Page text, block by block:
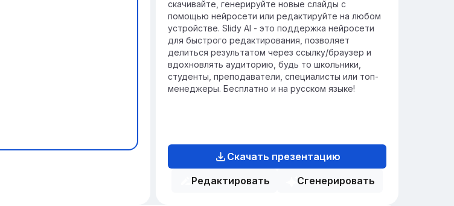
скачивайте, генерируйте новые слайды с
помощью нейросети или редактируйте на любом
устройстве. Slidy AI - это поддержка нейросети
для быстрого редактирования, позволяет
делиться результатом через ссылку/браузер и
вдохновлять аудиторию, будь то школьники,
студенты, преподаватели, специалисты или топ-
менеджеры. Бесплатно и на русском языке!
Скачать презентацию
Редактировать
Сгенерировать